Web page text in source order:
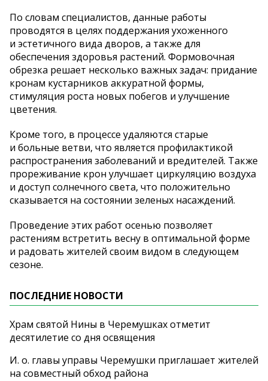
По словам специалистов, данные работы
проводятся в целях поддержания ухоженного
и эстетичного вида дворов, а также для
обеспечения здоровья растений. Формовочная
обрезка решает несколько важных задач: придание
кронам кустарников аккуратной формы,
стимуляция роста новых побегов и улучшение
цветения.
Кроме того, в процессе удаляются старые
и больные ветви, что является профилактикой
распространения заболеваний и вредителей. Также
прореживание крон улучшает циркуляцию воздуха
и доступ солнечного света, что положительно
сказывается на состоянии зеленых насаждений.
Проведение этих работ осенью позволяет
растениям встретить весну в оптимальной форме
и радовать жителей своим видом в следующем
сезоне.
ПОСЛЕДНИЕ НОВОСТИ
Храм святой Нины в Черемушках отметит
десятилетие со дня освящения
И. о. главы управы Черемушки приглашает жителей
на совместный обход района